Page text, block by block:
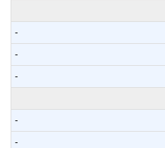
-
-
-
-
-